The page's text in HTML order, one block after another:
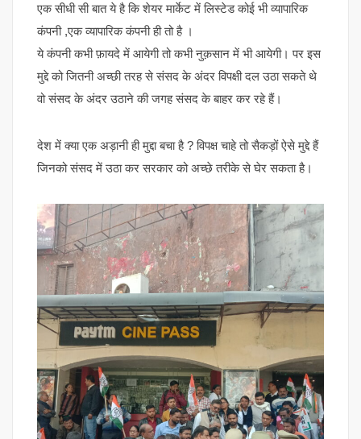
एक सीधी सी बात ये है कि शेयर मार्केट में लिस्टेड कोई भी व्यापारिक
कंपनी ,एक व्यापारिक कंपनी ही तो है ।
ये कंपनी कभी फ़ायदे में आयेगी तो कभी नुक़सान में भी आयेगी। पर इस
मुद्दे को जितनी अच्छी तरह से संसद के अंदर विपक्षी दल उठा सकते थे
वो संसद के अंदर उठाने की जगह संसद के बाहर कर रहे हैं।
देश में क्या एक अड़ानी ही मुद्दा बचा है ? विपक्ष चाहे तो सैकड़ों ऐसे मुद्दे हैं
जिनको संसद में उठा कर सरकार को अच्छे तरीके से घेर सकता है।